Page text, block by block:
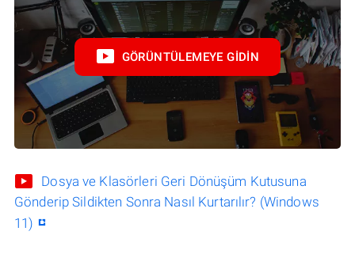
GÖRÜNTÜLEMEYE GIDIN
Dosya ve Klasörleri Geri Dönüşüm Kutusuna
Gönderip Sildikten Sonra Nasıl Kurtarılır? (Windows
11)